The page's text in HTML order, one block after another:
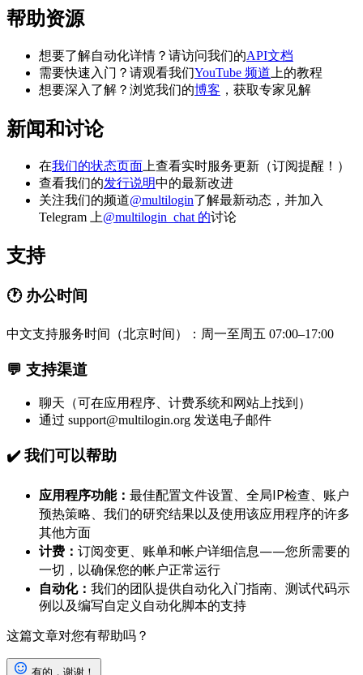
帮助资源
想要了解自动化详情？请访问我们的API文档
需要快速入门？请观看我们YouTube 频道 上的教程
想要深入了解？浏览我们的博客 ，获取专家见解
新闻和讨论
在我们的状态页面 上查看实时服务更新（订阅提醒！）
查看我们的发行说明中的最新改进
关注我们的频道@multilogin了解最新动态，并加入
Telegram 上@multilogin_chat 的讨论
支持
🕐 办公时间
中文支持服务时间（北京时间）：周一至周五 07:00–17:00
💬 支持渠道
聊天（可在应用程序、计费系统和网站上找到）
通过 support@multilogin.org 发送电子邮件
✔️ 我们可以帮助
应用程序功能： 最佳配置文件设置、全局IP检查、账户
预热策略、我们的研究结果以及使用该应用程序的许多
其他方面
计费： 订阅变更、账单和帐户详细信息——您所需要的
一切，以确保您的帐户正常运行
自动化： 我们的团队提供自动化入门指南、测试代码示
例以及编写自定义自动化脚本的支持
这篇文章对您有帮助吗？
有的，谢谢！